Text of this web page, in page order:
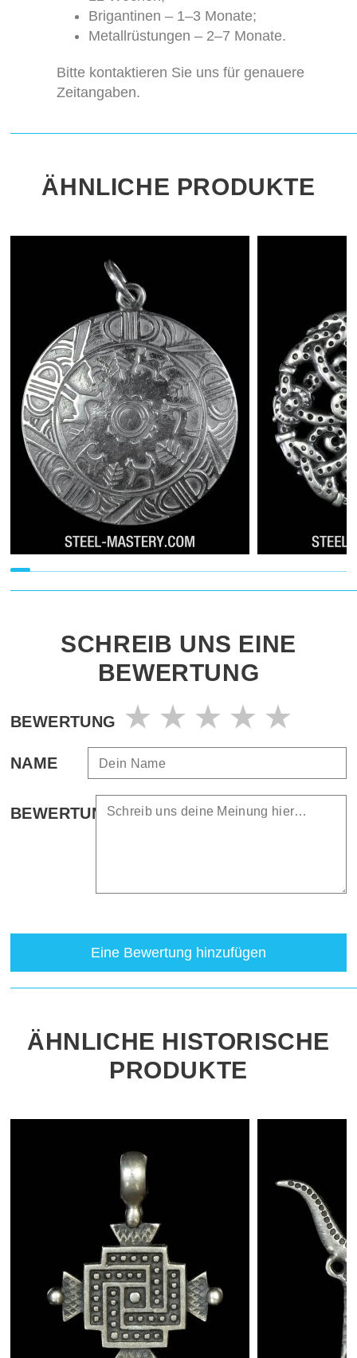
Brigantinen – 1–3 Monate;
Metallrüstungen – 2–7 Monate.
Bitte kontaktieren Sie uns für genauere
Zeitangaben.
ÄHNLICHE PRODUKTE
SCHREIB UNS EINE
BEWERTUNG
BEWERTUNG
NAME
BEWERTUNG
Eine Bewertung hinzufügen
ÄHNLICHE HISTORISCHE
PRODUKTE